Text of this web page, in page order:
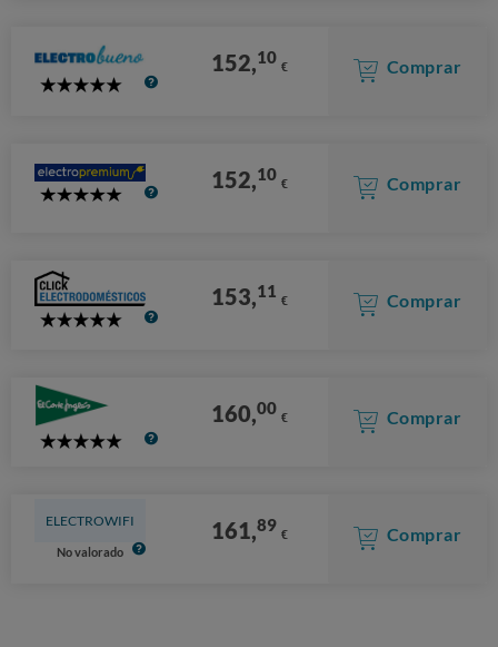
5
152,10 € Comprar
5
152,10 € Comprar
5
153,11 € Comprar
5
160,00 € Comprar
ELECTROWIFI
No valorado
161,89 € Comprar